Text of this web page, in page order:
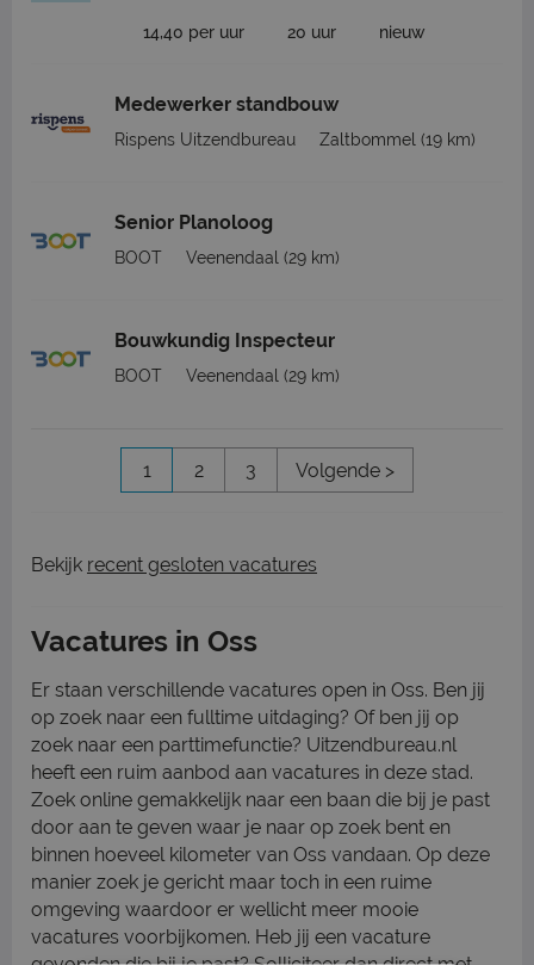
14,40 per uur 20 uur nieuw
Medewerker standbouw
Rispens Uitzendbureau Zaltbommel (19 km)
Senior Planoloog
BOOT Veenendaal (29 km)
Bouwkundig Inspecteur
BOOT Veenendaal (29 km)
1 2 3 Volgende >
Bekijk recent gesloten vacatures
Vacatures in Oss
Er staan verschillende vacatures open in Oss. Ben jij
op zoek naar een fulltime uitdaging? Of ben jij op
zoek naar een parttimefunctie? Uitzendbureau.nl
heeft een ruim aanbod aan vacatures in deze stad.
Zoek online gemakkelijk naar een baan die bij je past
door aan te geven waar je naar op zoek bent en
binnen hoeveel kilometer van Oss vandaan. Op deze
manier zoek je gericht maar toch in een ruime
omgeving waardoor er wellicht meer mooie
vacatures voorbijkomen. Heb jij een vacature